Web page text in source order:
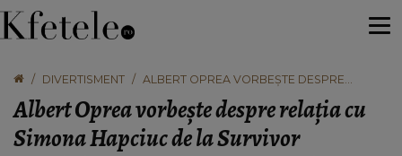
DIVERTISMENT
ALBERT OPREA VORBEȘTE DESPRE
SURVIVOR ROMÂNIA 2021: "E SUPĂRATĂ PE
MINE"
Albert Oprea vorbește despre relația cu
Simona Hapciuc de la Survivor